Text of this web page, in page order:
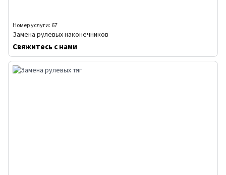
Номер услуги: 67
Замена рулевых наконечников
Свяжитесь с нами